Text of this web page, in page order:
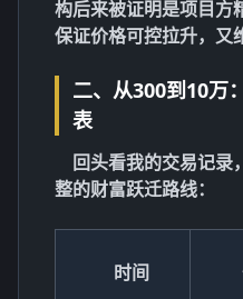
构后来被证明是项目方
保证价格可控拉升，又
二、从300到10万
表
回头看我的交易记录
整的财富跃迁路线：
时间